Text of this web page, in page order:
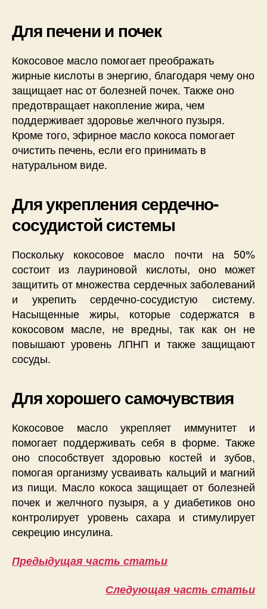
Для печени и почек
Кокосовое масло помогает преображать
жирные кислоты в энергию, благодаря чему оно
защищает нас от болезней почек. Также оно
предотвращает накопление жира, чем
поддерживает здоровье желчного пузыря.
Кроме того, эфирное масло кокоса помогает
очистить печень, если его принимать в
натуральном виде.
Для укрепления сердечно-
сосудистой системы
Поскольку кокосовое масло почти на 50%
состоит из лауриновой кислоты, оно может
защитить от множества сердечных заболеваний
и укрепить сердечно-сосудистую систему.
Насыщенные жиры, которые содержатся в
кокосовом масле, не вредны, так как он не
повышают уровень ЛПНП и также защищают
сосуды.
Для хорошего самочувствия
Кокосовое масло укрепляет иммунитет и
помогает поддерживать себя в форме. Также
оно способствует здоровью костей и зубов,
помогая организму усваивать кальций и магний
из пищи. Масло кокоса защищает от болезней
почек и желчного пузыря, а у диабетиков оно
контролирует уровень сахара и стимулирует
секрецию инсулина.
Предыдущая часть статьи
Следующая часть статьи